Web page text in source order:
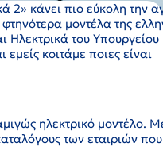
2» κάνει πιο εύκολη την
μοντέλα της
Ηλεκτρικά του
εμείς κοιτάμε ποιες είναι
ηλεκτρικό μοντέλο.
των εταιριών